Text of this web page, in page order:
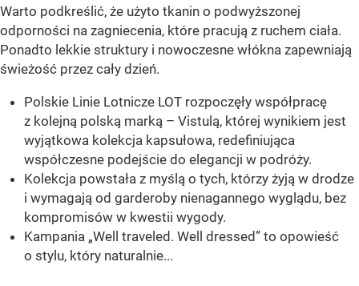
Warto podkreślić, że użyto tkanin o podwyższonej
odporności na zagniecenia, które pracują z ruchem ciała.
Ponadto lekkie struktury i nowoczesne włókna zapewniają
świeżość przez cały dzień.
Polskie Linie Lotnicze LOT rozpoczęły współpracę
z kolejną polską marką – Vistulą, której wynikiem jest
wyjątkowa kolekcja kapsułowa, redefiniująca
współczesne podejście do elegancji w podróży.
Kolekcja powstała z myślą o tych, którzy żyją w drodze
i wymagają od garderoby nienagannego wyglądu, bez
kompromisów w kwestii wygody.
Kampania „Well traveled. Well dressed” to opowieść
o stylu, który naturalnie...